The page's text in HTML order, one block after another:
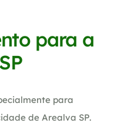
para a
para
de Arealva SP.